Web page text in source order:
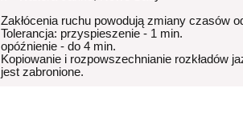
Zakłócenia ruchu powodują zmiany czasów
Tolerancja: przyspieszenie - 1 min.
opóźnienie - do 4 min.
Kopiowanie i rozpowszechnianie rozkładów
jest zabronione.